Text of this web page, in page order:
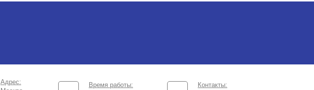
Адрес:
Время работы:
Контакты: